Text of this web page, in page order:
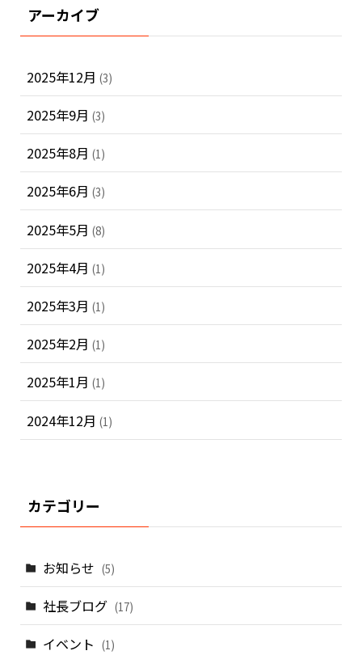
アーカイブ
2025年12月 (3)
2025年9月 (3)
2025年8月 (1)
2025年6月 (3)
2025年5月 (8)
2025年4月 (1)
2025年3月 (1)
2025年2月 (1)
2025年1月 (1)
2024年12月 (1)
カテゴリー
お知らせ (5)
社長ブログ (17)
イベント (1)